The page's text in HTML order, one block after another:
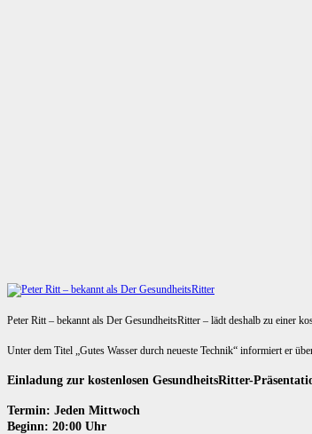
Peter Ritt – bekannt als Der GesundheitsRitter – lädt deshalb zu einer
Unter dem Titel „Gutes Wasser durch neueste Technik“ informiert er
Einladung zur kostenlosen GesundheitsRitter-
Termin: Jeden Mittwoch
Beginn: 20:00 Uhr